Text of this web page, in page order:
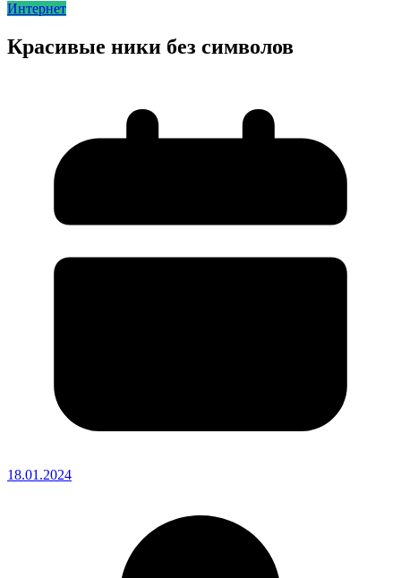
Интернет
Красивые ники без символов
18.01.2024